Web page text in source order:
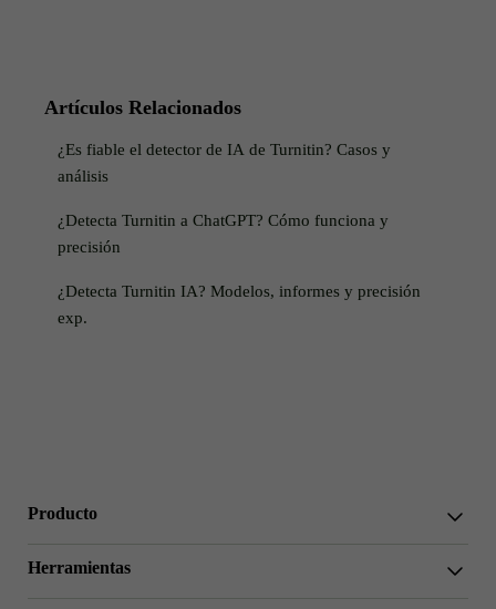
Artículos Relacionados
¿Es fiable el detector de IA de Turnitin? Casos y
análisis
¿Detecta Turnitin a ChatGPT? Cómo funciona y
precisión
¿Detecta Turnitin IA? Modelos, informes y precisión
exp.
Producto
Humanizador
Herramientas